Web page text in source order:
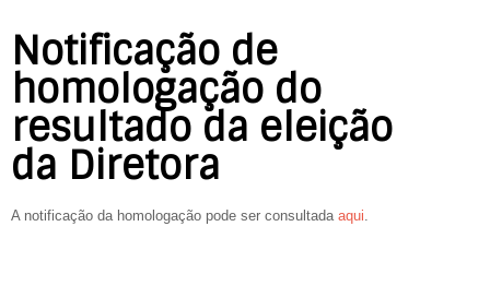
Notificação de
homologação do
resultado da eleição
da Diretora
A notificação da homologação pode ser consultada aqui.